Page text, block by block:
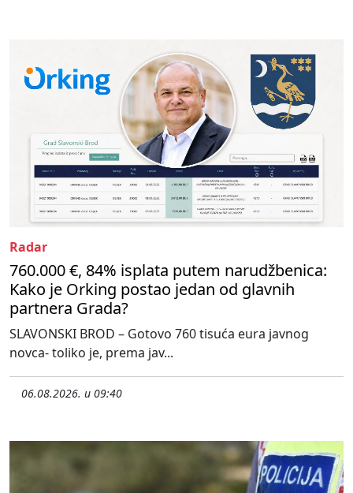
Radar
760.000 €, 84% isplata putem narudžbenica:
Kako je Orking postao jedan od glavnih
partnera Grada?
SLAVONSKI BROD – Gotovo 760 tisuća eura javnog
novca- toliko je, prema jav...
06.08.2026. u 09:40